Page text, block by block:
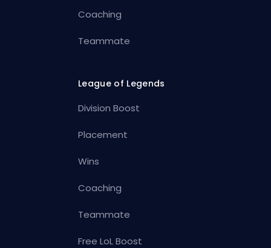
Coaching
Teammate
League of Legends
Division Boost
Placement
Wins
Coaching
Teammate
Free LoL Boost